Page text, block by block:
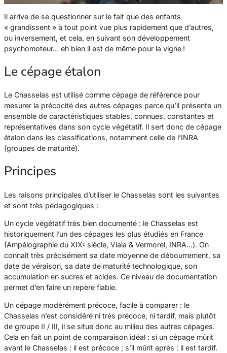
Il arrive de se questionner sur le fait que des enfants
« grandissent » à tout point vue plus rapidement que d’autres,
ou inversement, et cela, en suivant son développement
psychomoteur… eh bien il est de même pour la vigne !
Le cépage étalon
Le Chasselas est utilisé comme cépage de référence pour
mesurer la précocité des autres cépages parce qu’il présente un
ensemble de caractéristiques stables, connues, constantes et
représentatives dans son cycle végétatif. Il sert donc de cépage
étalon dans les classifications, notamment celle de l’INRA
(groupes de maturité).
Principes
Les raisons principales d’utiliser le Chasselas sont les suivantes
et sont très pédagogiques :
Un cycle végétatif très bien documenté : le Chasselas est
historiquement l’un des cépages les plus étudiés en France
(Ampélographie du XIXᵉ siècle, Viala & Vermorel, INRA…). On
connaît très précisément sa date moyenne de débourrement, sa
date de véraison, sa date de maturité technologique, son
accumulation en sucres et acides. Ce niveau de documentation
permet d’en faire un repère fiable.
Un cépage modérément précoce, facile à comparer : le
Chasselas n’est considéré ni très précoce, ni tardif, mais plutôt
de groupe II / III, il se situe donc au milieu des autres cépages.
Cela en fait un point de comparaison idéal : si un cépage mûrit
avant le Chasselas : il est précoce ; s’il mûrit après : il est tardif.